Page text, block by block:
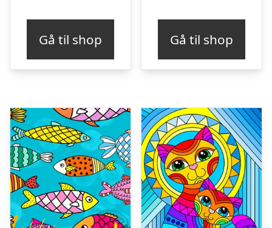
Gå til shop Gå til shop